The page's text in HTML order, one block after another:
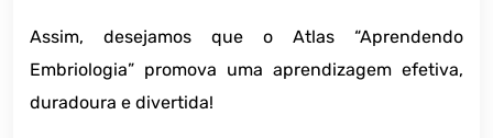
Assim, desejamos que o Atlas “Aprendendo
Embriologia” promova uma aprendizagem efetiva,
duradoura e divertida!